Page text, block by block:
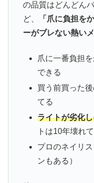
の品質はどんどん
ど、
「爪に負担を
ーがブレない熱い
爪に一番負担
できる
買う前買った
てる
ライトが劣化
トは10年壊れ
プロのネイリ
ンもある）